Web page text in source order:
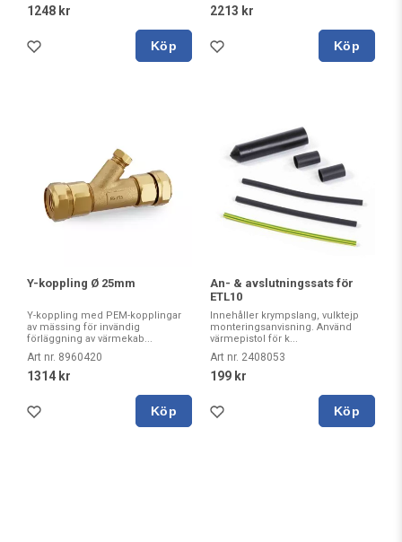
1248 kr
Köp
2213 kr
Köp
Y-koppling Ø 25mm
Y-koppling med PEM-kopplingar
av mässing för invändig
förläggning av värmekab...
Art nr. 8960420
1314 kr
Köp
An- & avslutningssats för
ETL10
Innehåller krympslang, vulktejp
monteringsanvisning. Använd
värmepistol för k...
Art nr. 2408053
199 kr
Köp